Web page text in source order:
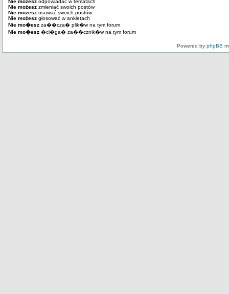
Nie możesz odpowiadać w tematach
Nie możesz zmieniać swoich postów
Nie możesz usuwać swoich postów
Nie możesz głosować w ankietach
Nie mo�esz za��cza� plik�w na tym forum
Nie mo�esz �ci�ga� za��cznik�w na tym forum
Powered by phpBB